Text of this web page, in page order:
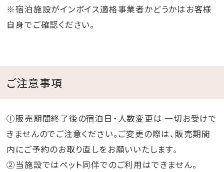
※宿泊施設がインボイス適格事業者かどうかはお客様
自身でご確認ください。
ご注意事項
①販売期間終了後の宿泊日・人数変更は 一切お受けで
きませんのでご注意ください。ご変更の際は、販売期間
内にご予約のお取り直しをお願いいたします。
②当施設ではペット同伴でのご利用はできません。